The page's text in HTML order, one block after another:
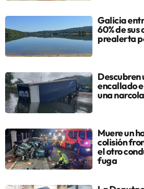
Galicia
60% de sus
prealerta
Descubren
encallado
una
Muere un
colisión
el otro
fuga